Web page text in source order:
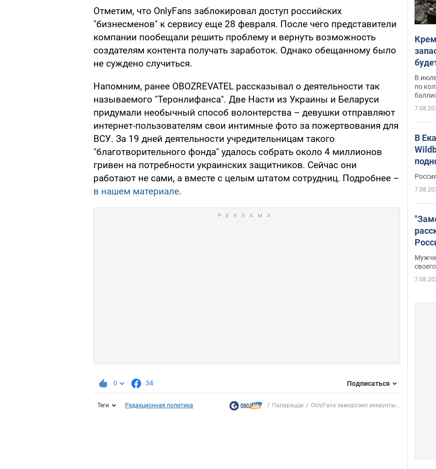
Отметим, что OnlyFans заблокировал доступ российских
"бизнесменов" к сервису еще 28 февраля. После чего представители
компании пообещали решить проблему и вернуть возможность
создателям контента получать заработок. Однако обещанному было
не суждено случиться.
Напомним, ранее OBOZREVATEL рассказывал о деятельности так
называемого "Теронлифанса". Две Насти из Украины и Беларуси
придумали необычный способ волонтерства – девушки отправляют
интернет-пользователям свои интимные фото за пожертвования для
ВСУ. За 19 дней деятельности учредительницам такого
"благотворительного фонда" удалось собрать около 4 миллионов
гривен на потребности украинских защитников. Сейчас они
работают не сами, а вместе с целым штатом сотрудниц. Подробнее –
в нашем материале.
0 34 Подписаться
Теги Редакционная политика Папарацци OnlyFans заморозил аккаунты...
В
по
В
Фото